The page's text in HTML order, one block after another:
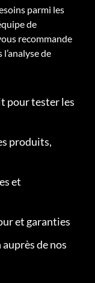
parmi les
de
recommande
de
pour tester les
produits,
et
et garanties
de nos